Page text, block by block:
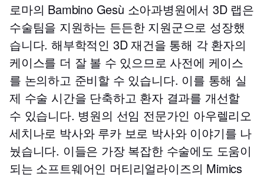
로마의 Bambino Gesù 소아과병원에서 3D 랩은
수술팀을 지원하는 든든한 지원군으로 성장했
습니다. 해부학적인 3D 재건을 통해 각 환자의
케이스를 더 잘 볼 수 있으므로 사전에 케이스
를 논의하고 준비할 수 있습니다. 이를 통해 실
제 수술 시간을 단축하고 환자 결과를 개선할
수 있습니다. 병원의 선임 전문가인 아우렐리오
세치나로 박사와 루카 보로 박사와 이야기를 나
눴습니다. 이들은 가장 복잡한 수술에도 도움이
되는 소프트웨어인 머티리얼라이즈의 Mimics